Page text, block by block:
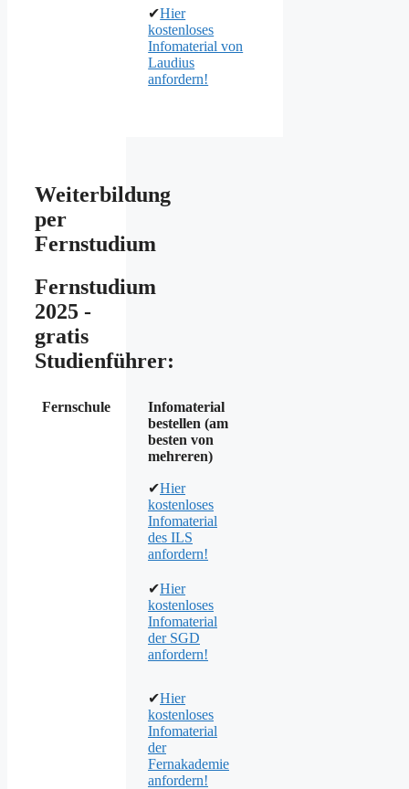
✔Hier
kostenloses
Infomaterial von
Laudius
anfordern!
Weiterbildung
per
Fernstudium
Fernstudium
2025 -
gratis
Studienführer:
Fernschule
Infomaterial
bestellen (am
besten von
mehreren)
✔Hier
kostenloses
Infomaterial
des ILS
anfordern!
✔Hier
kostenloses
Infomaterial
der SGD
anfordern!
✔Hier
kostenloses
Infomaterial
der
Fernakademie
anfordern!